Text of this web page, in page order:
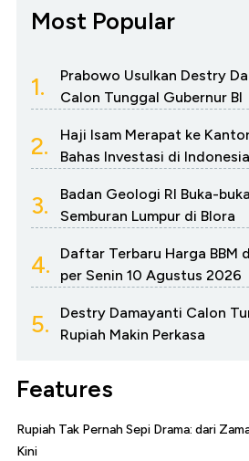
Most Popular
1.
Prabowo Usulkan Destry
Calon Tunggal Gubernur BI
2.
Haji Isam Merapat ke
Bahas Investasi di Indonesia
3.
Badan Geologi RI Buka-
Semburan Lumpur di Blora
4.
Daftar Terbaru Harga BBM
per Senin 10 Agustus 2026
5.
Destry Damayanti Calon
Rupiah Makin Perkasa
Features
Rupiah Tak Pernah Sepi Drama: dari
Kini